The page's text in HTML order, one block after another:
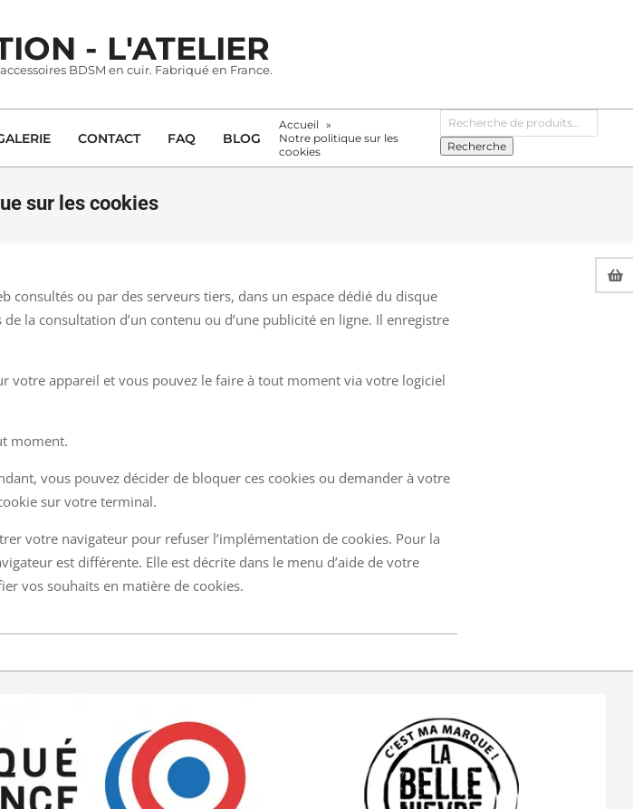
- L'ATELIER
BDSM en cuir. Fabriqué en France.
Primary
Navigation
Menu
CONTACT FAQ BLOG
Accueil
Notre politique sur les
cookies
Recherche
pour :
Recherche
sur les cookies
consultés ou par des serveurs tiers, dans un espace dédié du disque
la consultation d’un contenu ou d’une publicité en ligne. Il enregistre
votre appareil et vous pouvez le faire à tout moment via votre logiciel
moment.
vous pouvez décider de bloquer ces cookies ou demander à votre
sur votre terminal.
votre navigateur pour refuser l’implémentation de cookies. Pour la
est différente. Elle est décrite dans le menu d’aide de votre
vos souhaits en matière de cookies.